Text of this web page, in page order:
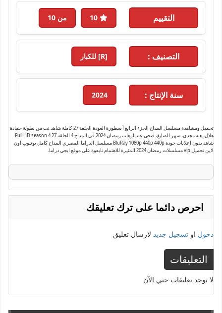
التقييم 10 من 10
التصنيف : [R] للكبار
سنة الإنتاج : 2024
تحميل ومشاهدة مسلسل المداح الجزء الرابع أ سطورة العودة الحلقة 27 كاملة شاهد نت من بطولة حمادة
هلال، هبة مجدي، سهر الصايغ، فتحي عبدالوهاب رمضان 2024 في المداح 4 الحلقة 27 Full HD season 4
شاهد بدون اعلانات جودة BluRay 1080p 440p 440p مسلسل الدراما المصري المداح كامل يوتيوب اون
لاين تحميل vip مسلسلات رمضان 2024 المثيرة للاهتمام تابعوة على موقع ايجي دراما.
احرص دائما على ترك تعليقك
دخول او تسجيل جديد لارسال تعليق
التعليقات
لا توجد تعليقات حتي الآن